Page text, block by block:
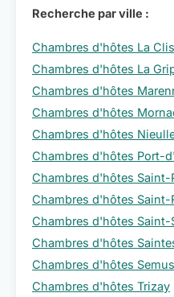
Recherche par ville :
Chambres d'hôtes La
Chambres d'hôtes La
Chambres d'hôtes
Chambres d'hôtes
Chambres d'hôtes
Chambres d'hôtes Port-
Chambres d'hôtes Saint-
Chambres d'hôtes
Chambres d'hôtes Saint-
Chambres d'hôtes
Chambres d'hôtes
Chambres d'hôtes Trizay